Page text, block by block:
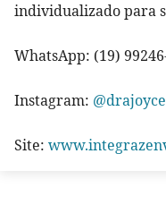
individualizado para
WhatsApp: (19)
Instagram:
Site: